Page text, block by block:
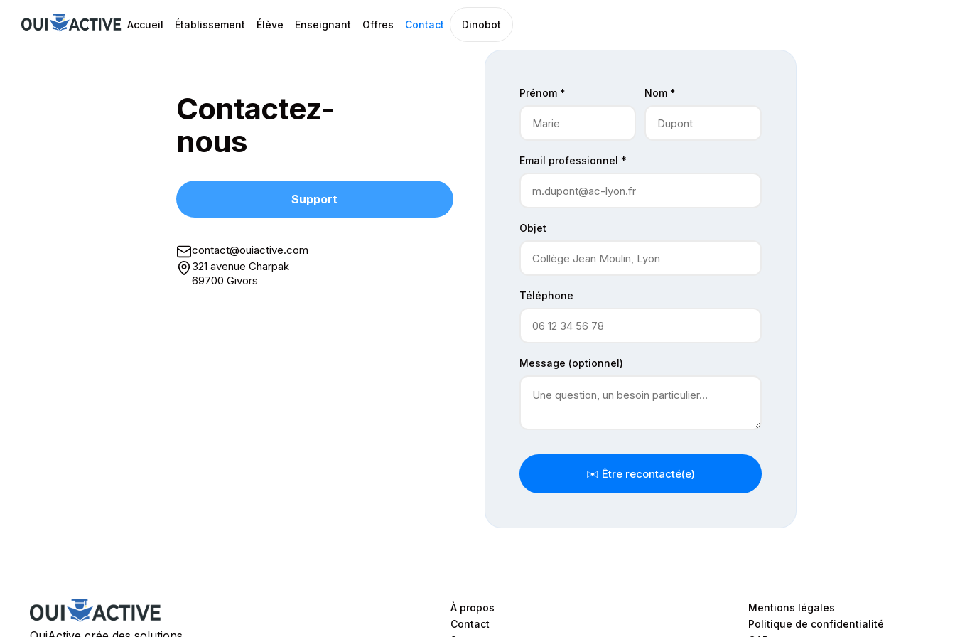
Accueil Établissement Élève Enseignant Offres Contact Dinobot
Contactez-
nous
Support
contact@ouiactive.com
321 avenue Charpak
69700 Givors
Prénom * Nom *
Email professionnel *
Objet
Téléphone
Message (optionnel)
✉️ Être recontacté(e)
À propos
Contact
Mentions légales
Politique de confidentialité